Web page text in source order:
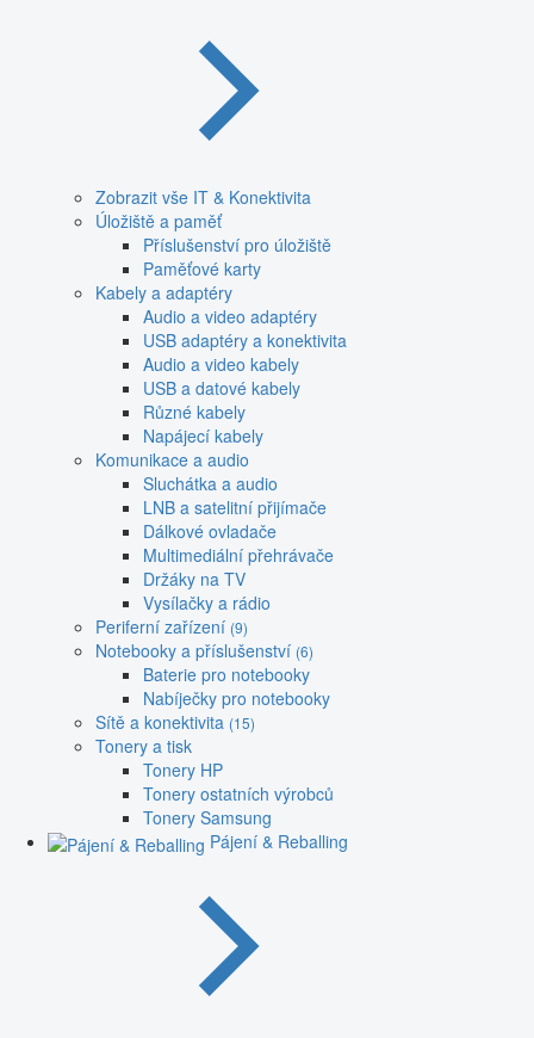
Zobrazit vše IT & Konektivita
Úložiště a paměť
Příslušenství pro úložiště
Paměťové karty
Kabely a adaptéry
Audio a video adaptéry
USB adaptéry a konektivita
Audio a video kabely
USB a datové kabely
Různé kabely
Napájecí kabely
Komunikace a audio
Sluchátka a audio
LNB a satelitní přijímače
Dálkové ovladače
Multimediální přehrávače
Držáky na TV
Vysílačky a rádio
Periferní zařízení (9)
Notebooky a příslušenství (6)
Baterie pro notebooky
Nabíječky pro notebooky
Sítě a konektivita (15)
Tonery a tisk
Tonery HP
Tonery ostatních výrobců
Tonery Samsung
Pájení & Reballing